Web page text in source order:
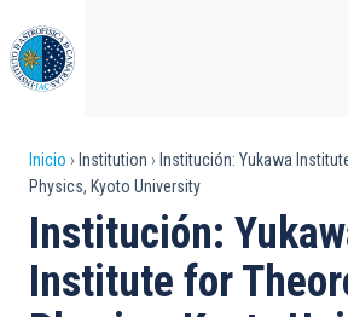
al
contenido
principal
Sobrescribir
enlaces
de
ayuda
Inicio Institution
Institución: Yukawa
Physics, Kyoto University
Institución:
Institute for